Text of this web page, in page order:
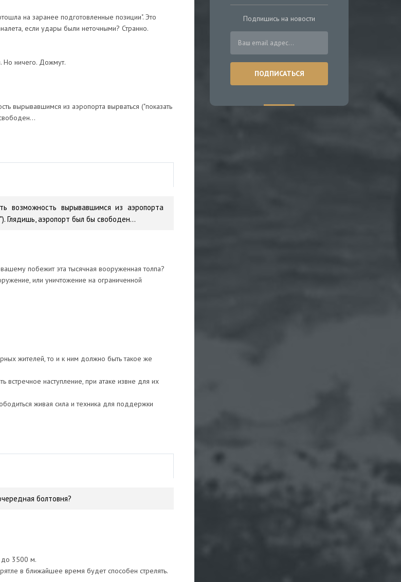
на заранее подготовленные позиции". Это
если удары были неточными? Странно.
Но ничего. Дожмут.
вырывавшимся из аэропорта вырваться ("показать
возможность вырывавшимся из аэропорта
Глядишь, аэропорт был бы свободен...
побежит эта тысячная вооруженная толпа?
или уничтожение на ограниченной
жителей, то и к ним должно быть такое же
наступление, при атаке извне для их
живая сила и техника для поддержки
болтовня?
до 3500 м.
в ближайшее время будет способен стрелять.
Подпишись на новости